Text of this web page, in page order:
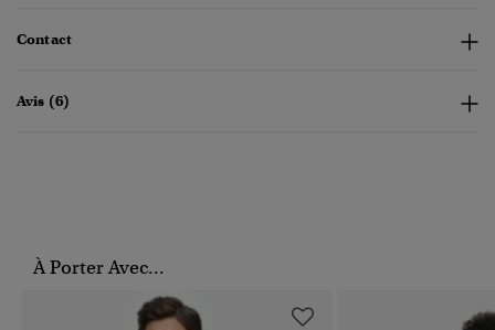
Contact
Avis (6)
À Porter Avec...